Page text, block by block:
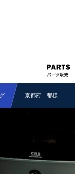
京都府 都様